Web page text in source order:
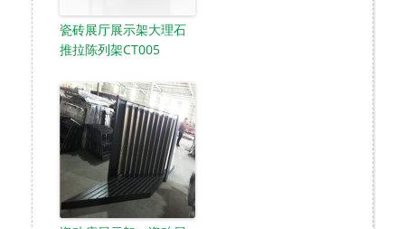
瓷砖展厅展示架大理石
推拉陈列架CT005